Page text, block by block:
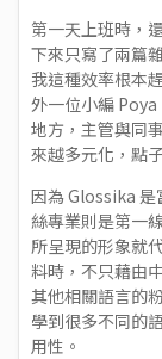
第一天上班時，
下來只寫了兩篇
我這種效率根本
外一位小編
地方，主管與同
來越多元化，點
因為 Glossika 是
絲專業則是第一
所呈現的形象就
料時，不只藉由
其他相關語言的
學到很多不同的
用性。